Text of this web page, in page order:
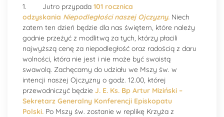
1. Jutro przypada 101 rocznica
odzyskania Niepodległości naszej Ojczyzny. Niech
zatem ten dzień będzie dla nas świętem, które należy
godnie przeżyć z modlitwą za tych, którzy płacili
najwyższą cenę za niepodległość oraz radością z daru
wolności, która nie jest i nie może być swoistą
swawolą. Zachęcamy do udziału we Mszy św. w
intencji naszej Ojczyzny o godz. 12.00, której
przewodniczyć będzie J. E. Ks. Bp Artur Miziński –
Sekretarz Generalny Konferencji Episkopatu
Polski. Po Mszy św. zostanie w replikę Krzyża z